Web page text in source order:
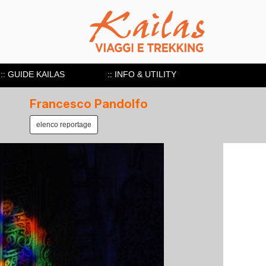
:: GUIDE KAILAS :: INFO & UTILITY
Francesco Pandolfo